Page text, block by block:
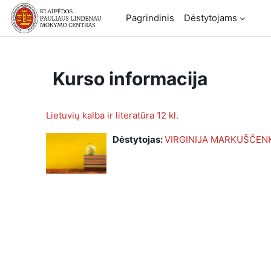
Pereiti į pagrindinį turinį
Pagrindinis
Dėstytojams
Kurso informacija
Lietuvių kalba ir literatūra 12 kl.
Dėstytojas:VIRGINIJA